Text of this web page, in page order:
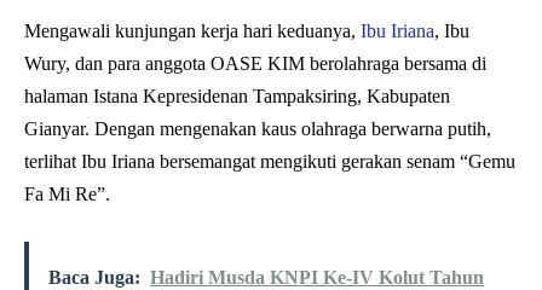
Mengawali kunjungan kerja hari keduanya, Ibu Iriana, Ibu
Wury, dan para anggota OASE KIM berolahraga bersama di
halaman Istana Kepresidenan Tampaksiring, Kabupaten
Gianyar. Dengan mengenakan kaus olahraga berwarna putih,
terlihat Ibu Iriana bersemangat mengikuti gerakan senam “Gemu
Fa Mi Re”.
Baca Juga: Hadiri Musda KNPI Ke-IV Kolut Tahun